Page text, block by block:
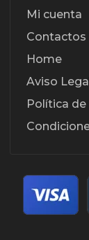
Mi cuenta
Contactos
Home
Aviso
Política